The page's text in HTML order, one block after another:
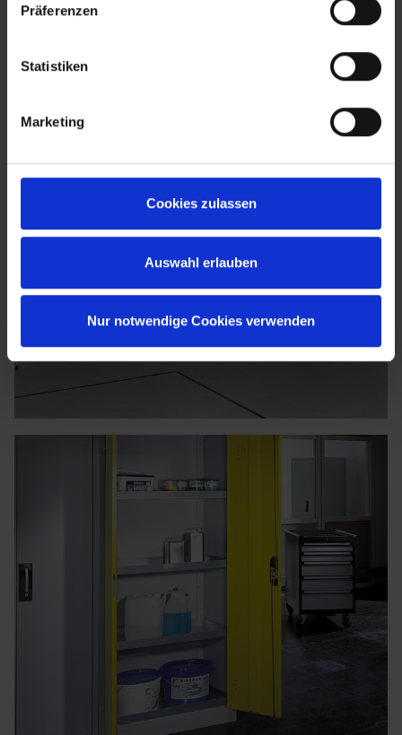
Präferenzen
Statistiken
Marketing
Cookies zulassen
Auswahl erlauben
Nur notwendige Cookies verwenden